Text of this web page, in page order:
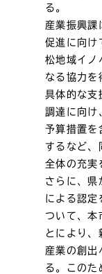
る。
産業振興課
促進に向け
松地域イノ
なる協力を
具体的な支
調達に向け
予算措置を
するなど、
全体の充実
さらに、県
による認定
ついて、本
とにより、
産業の創出
る。このた